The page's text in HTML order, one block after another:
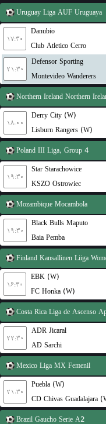
Uruguay Liga AUF Uruguaya
۱۷:۳۰
Danubio
Club Atletico Cerro
۲۱:۳۰
Defensor Sporting
Montevideo Wanderers
Northern Ireland Northern
۱۸:۰۰
Derry City (W)
Lisburn Rangers (W)
Poland III Liga, Group 4
۱۹:۳۰
Star Starachowice
KSZO Ostrowiec
Mozambique Mocambola
۱۹:۳۰
Black Bulls Maputo
Baia Pemba
Finland Kansallinen Liiga
۱۶:۳۰
EBK (W)
FC Honka (W)
Costa Rica Liga de Ascenso
۲۲:۳۰
ADR Jicaral
AD Sarchi
Mexico Liga MX Femenil
۲۱:۳۰
Puebla (W)
CD Chivas Guadalajara
Brazil Gaucho Serie A2